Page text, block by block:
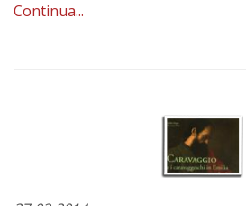
Continua...